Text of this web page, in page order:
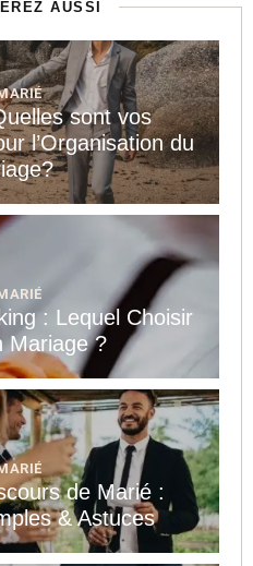
AUSSI
sont vos
l’Organisation du
: Lequel Choisir
Mariage ?
de Marié :
& Astuces